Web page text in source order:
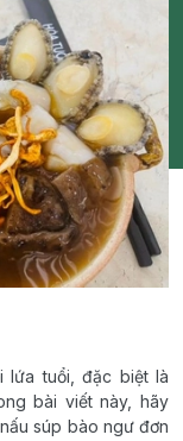
lứa tuổi, đặc biệt là
bài viết này, hãy
súp bào ngư đơn